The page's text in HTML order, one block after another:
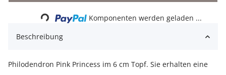
Komponenten werden geladen ...
Beschreibung
Philodendron Pink Princess im 6 cm Topf. Sie erhalten eine